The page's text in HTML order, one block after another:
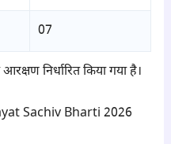
07
निर्धारित किया गया है।
Sachiv Bharti 2026